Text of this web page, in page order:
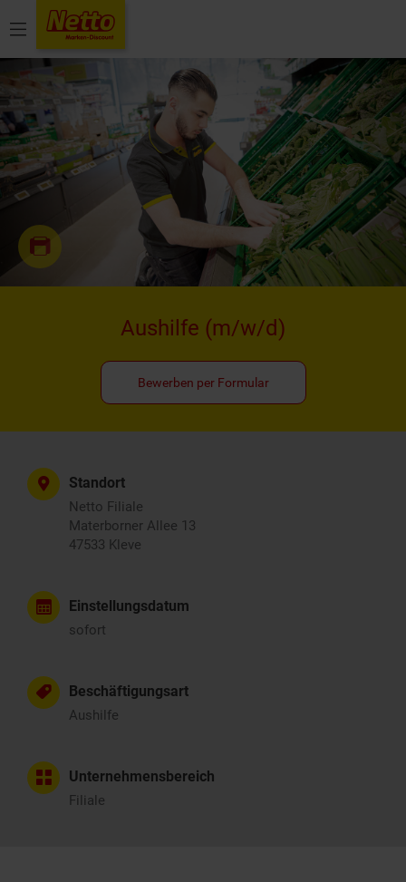
Menü
Aushilfe (m/w/d)
Bewerben per Formular
Standort
Netto Filiale
Materborner Allee 13
47533 Kleve
Einstellungsdatum
sofort
Beschäftigungsart
Aushilfe
Unternehmensbereich
Filiale